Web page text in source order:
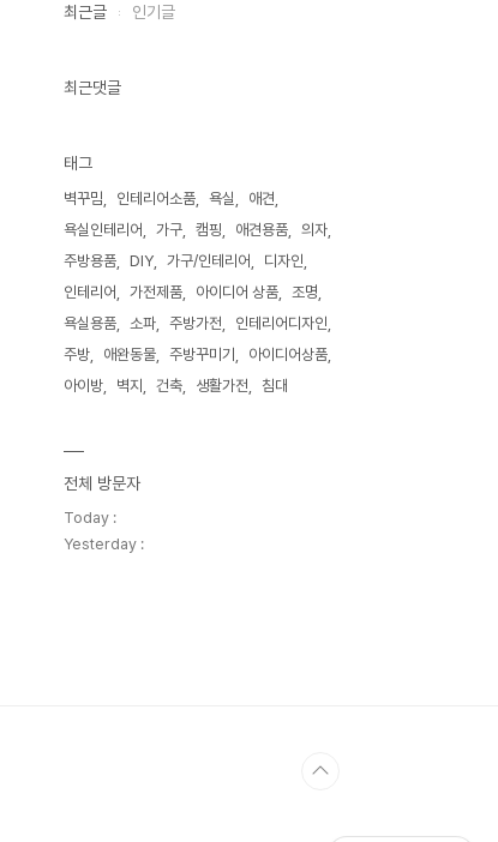
최근글 인기글
최근댓글
태그
벽꾸밈 인테리어소품 욕실
애견
욕실인테리어
가구 캠핑 애견용품
의자
주방용품
DIY 가구/인테리어
디자인
인테리어
가전제품 아이디어 상품
조명
욕실용품
소파 주방가전
인테리어디자인
주방
애완동물 주방꾸미기
아이디어상품
아이방
벽지 건축 생활가전 침대
전체 방문자
Today :
Yesterday :